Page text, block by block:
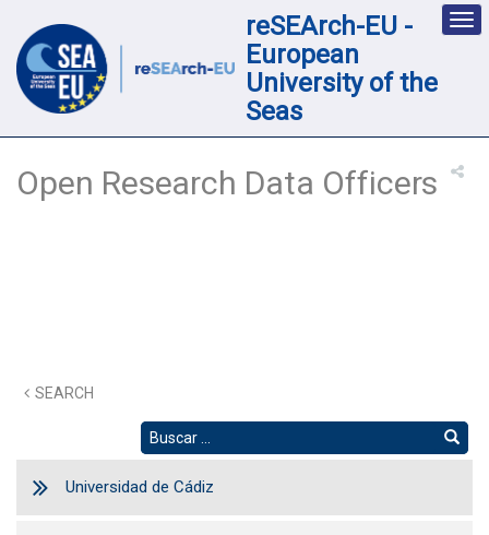
reSEArch-EU -
European
University of the
Seas
Open Research Data Officers
SEARCH
Universidad de Cádiz